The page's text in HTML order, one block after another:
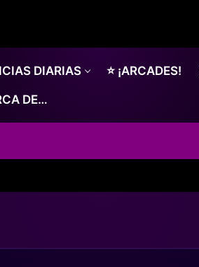
DIARIAS ⭐ ¡ARCADES!
DE…